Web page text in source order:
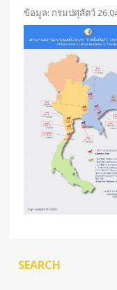
ข้อมูล: กรมปศุสัตว์
SEARCH